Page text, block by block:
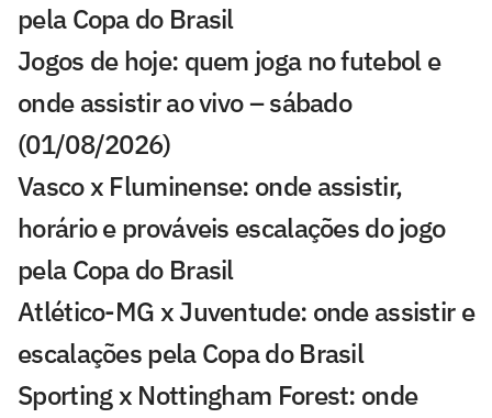
pela Copa do Brasil
Jogos de hoje: quem joga no futebol e
onde assistir ao vivo – sábado
(01/08/2026)
Vasco x Fluminense: onde assistir,
horário e prováveis escalações do jogo
pela Copa do Brasil
Atlético-MG x Juventude: onde assistir e
escalações pela Copa do Brasil
Sporting x Nottingham Forest: onde